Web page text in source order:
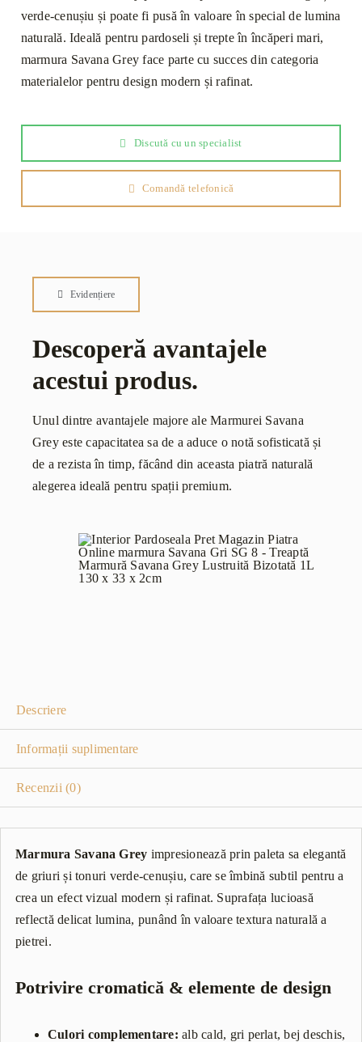
x
2cm
verde-cenușiu și poate fi pusă în valoare în special de lumina
naturală. Ideală pentru pardoseli și trepte în încăperi mari,
marmura Savana Grey face parte cu succes din categoria
materialelor pentru design modern și rafinat.
Discută cu un specialist
Comandă telefonică
Evidențiere
Descoperă avantajele
acestui produs.
Unul dintre avantajele majore ale Marmurei Savana
Grey este capacitatea sa de a aduce o notă sofisticată și
de a rezista în timp, făcând din aceasta piatră naturală
alegerea ideală pentru spații premium.
Descriere
Informații suplimentare
Recenzii (0)
Marmura Savana Grey impresionează prin paleta sa elegantă
de griuri și tonuri verde-cenușiu, care se îmbină subtil pentru a
crea un efect vizual modern și rafinat. Suprafața lucioasă
reflectă delicat lumina, punând în valoare textura naturală a
pietrei.
Potrivire cromatică & elemente de design
Culori complementare: alb cald, gri perlat, bej deschis,